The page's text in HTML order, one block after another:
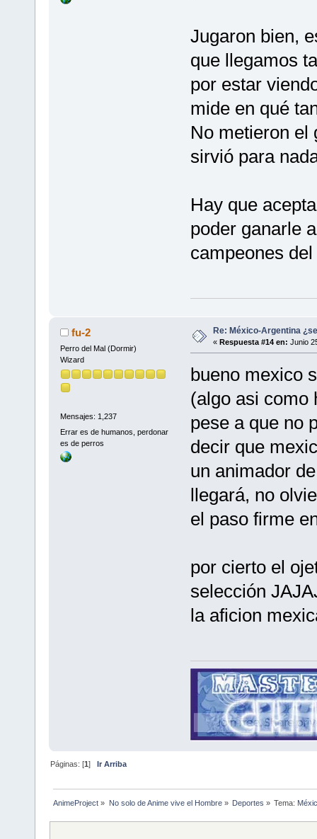
Jugaron bien,
que llegamos
por estar
mide en qué
No metieron el
sirvió para
Hay que
poder ganarle
campeones
fu-2
Perro del Mal (Dormir)
Wizard
Mensajes: 1,237
Errar es de humanos, perdonar
es de perros
Re: México-Argentina
« Respuesta #14 en: Junio
bueno mexico
(algo asi como
pese a que no
decir que
un animador
llegará, no
el paso firme
por cierto el
selección
la aficion
Páginas: [1]Ir Arriba
AnimeProject » No solo de Anime vive el Hombre» Deportes » Tema: